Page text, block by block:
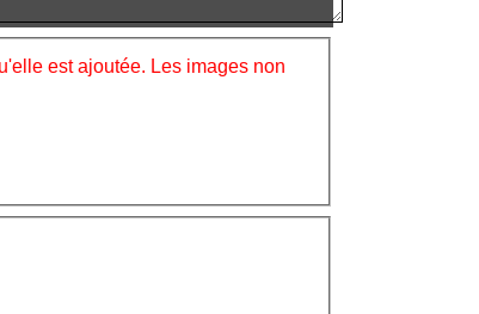
est ajoutée. Les images non